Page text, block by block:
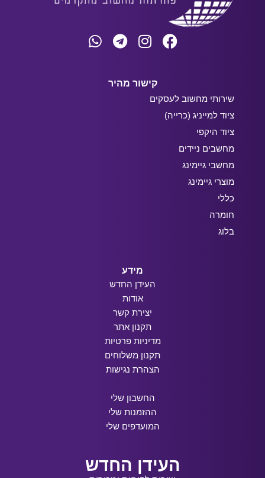
קישור מהיר
שירותי מחשוב לעסקים
ציוד למייניג (כרייה)
ציוד היקפי
מחשבים ניידים
מחשבי גיימינג
מוצרי גיימינג
כללי
חומרה
בלוג
מידע
העידן החדש
אודות
יצירת קשר
תקנון אתר
מדיניות פרטיות
תקנון משלוחים
הצהרת נגישות
החשבון שלי
ההזמנות שלי
המועדפים שלי
העידן החדש